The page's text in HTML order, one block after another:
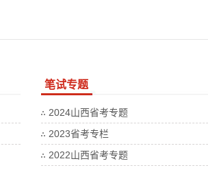
笔试专题
2024山西省考专题
2023省考专栏
2022山西省考专题